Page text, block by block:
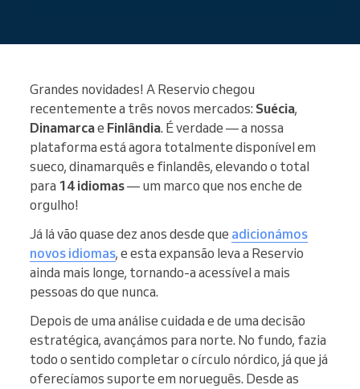
Grandes novidades! A Reservio chegou
recentemente a três novos mercados: Suécia,
Dinamarcae Finlândia. É verdade — a nossa
plataforma está agora totalmente disponível em
sueco, dinamarquês e finlandês, elevando o total
para 14 idiomas— um marco que nos enche de
orgulho!
Já lá vão quase dez anos desde que adicionámos
novos idiomas, e esta expansão leva a Reservio
ainda mais longe, tornando-a acessível a mais
pessoas do que nunca.
Depois de uma análise cuidada e de uma decisão
estratégica, avançámos para norte. No fundo, fazia
todo o sentido completar o círculo nórdico, já que já
oferecíamos suporte em norueguês. Desde as